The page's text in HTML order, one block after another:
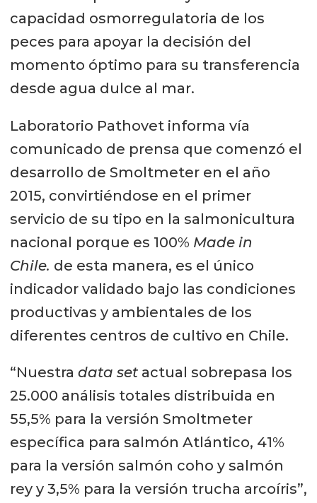
capacidad osmorregulatoria de los
peces para apoyar la decisión del
momento óptimo para su transferencia
desde agua dulce al mar.
Laboratorio Pathovet informa vía
comunicado de prensa que comenzó el
desarrollo de Smoltmeter en el año
2015, convirtiéndose en el primer
servicio de su tipo en la salmonicultura
nacional porque es 100% Made in
Chile. de esta manera, es el único
indicador validado bajo las condiciones
productivas y ambientales de los
diferentes centros de cultivo en Chile.
“Nuestra data setactual sobrepasa los
25.000 análisis totales distribuida en
55,5% para la versión Smoltmeter
específica para salmón Atlántico, 41%
para la versión salmón coho y salmón
rey y 3,5% para la versión trucha arcoíris”,